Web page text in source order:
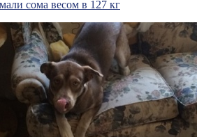
сома весом в 127 кг